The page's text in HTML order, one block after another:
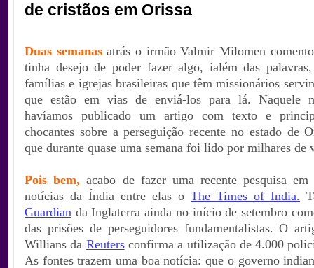
de cristãos em Orissa
Duas semanas atrás o irmão Valmir Milomen
tinha desejo de poder fazer algo, ialém das
famílias e igrejas brasileiras que têm missionários
que estão em vias de enviá-los para lá. Naquele
havíamos publicado um artigo com texto e
chocantes sobre a perseguição recente no estado de
que durante quase uma semana foi lido por milhares de
Pois bem, acabo de fazer uma recente pesquisa
notícias da Índia entre elas o The Times of India.
Guardian da Inglaterra ainda no início de setembro
das prisões de perseguidores fundamentalistas. O
Willians da Reutersconfirma a utilização de 4.000
As fontes trazem uma boa notícia: que o governo